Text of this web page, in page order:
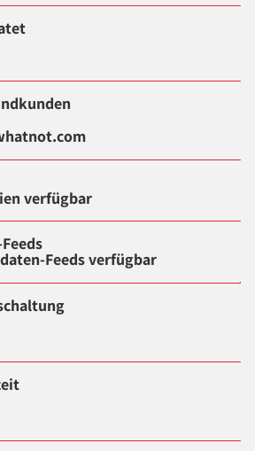
verfügbar
Feeds verfügbar